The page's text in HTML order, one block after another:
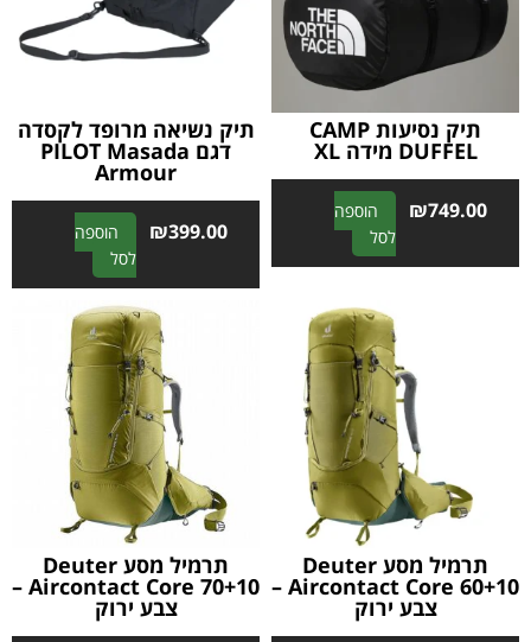
i
v
e
:
i
e
תיק נסיעות CAMP
DUFFEL מידה XL
₪749.00
הוספה
לסל
A
l
e
r
n
t
i
v
e
:
תיק נשיאה מרופד לקסדה
דגם PILOT Masada
Armour
₪399.00
הוספה
לסל
A
l
t
e
r
i
e
תרמיל מסע Deuter
Aircontact Core 60+10 –
צבע ירוק
תרמיל מסע Deuter
Aircontact Core 70+10 –
צבע ירוק